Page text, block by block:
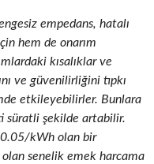
empedans, hatalı
hem de onarım
kısalıklar ve
ve güvenilirliğini tıpkı
etkileyebilirler. Bunlara
süratli şekilde artabilir.
kWh olan bir
senelik emek harcama